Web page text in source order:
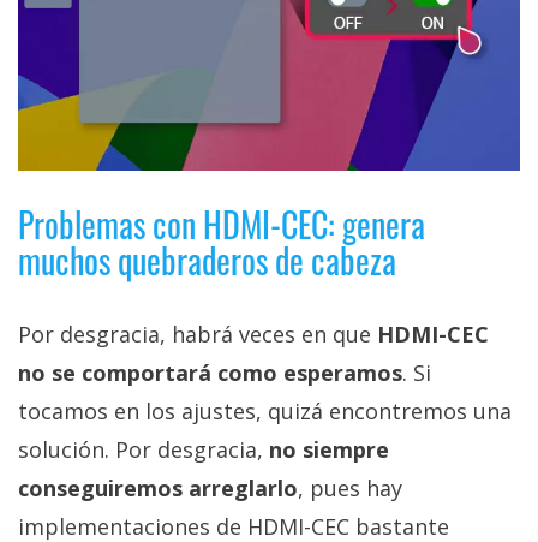
Problemas con HDMI-CEC: genera
muchos quebraderos de cabeza
Por desgracia, habrá veces en que HDMI-CEC
no se comportará como esperamos. Si
tocamos en los ajustes, quizá encontremos una
solución. Por desgracia, no siempre
conseguiremos arreglarlo, pues hay
implementaciones de HDMI-CEC bastante